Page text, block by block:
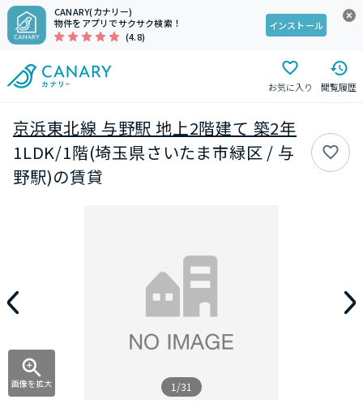
CANARY(カナリー)
物件をアプリでサクサク検索！
(4.8)
インストール
お気に入り 閲覧履歴
京浜東北線 与野駅 地上2階建て 築2年
1LDK/1階(埼玉県さいたま市緑区 / 与
野駅)の賃貸
画像を拡大 1/31